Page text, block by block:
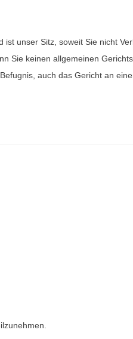
unser Sitz, soweit Sie nicht
Sie keinen allgemeinen
auch das Gericht an